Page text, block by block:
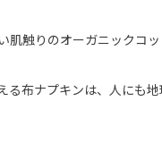
肌触りのオーガニックコ
る布ナプキンは、人にも